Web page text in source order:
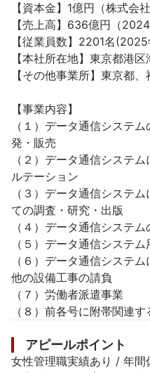
【資本金】1億円（株式会
【売上高】636億円（
【従業員数】2201名
【本社所在地】東京都港
【その他事業所】東京都
【事業内容】
（１）データ通信システ
発・販売
（２）データ通信システ
ルテーション
（３）データ通信システ
ての調査・研究・出版
（４）データ通信システ
（５）データ通信システ
（６）データ通信システ
他の設備工事の請負
（７）労働者派遣事業
（８）前各号に附帯関連
アピールポイント
女性管理職実績あり / 年